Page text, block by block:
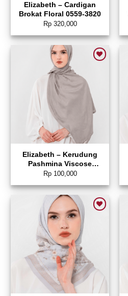
Elizabeth – Cardigan
Brokat Floral 0559-3820
Rp320,000
Add to wishlist
Elizabeth – Kerudung
Pashmina Viscose
5180-0788
Rp100,000
Add to wishlist